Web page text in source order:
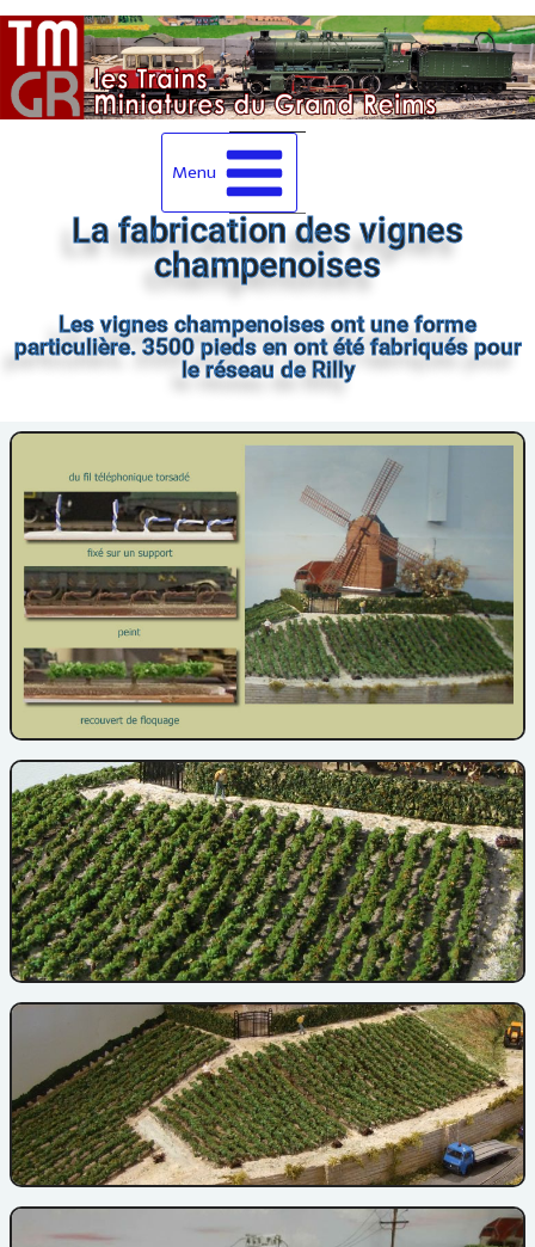
Menu
La fabrication des vignes
champenoises
Les vignes champenoises ont une forme
particulière. 3500 pieds en ont été fabriqués pour
le réseau de Rilly